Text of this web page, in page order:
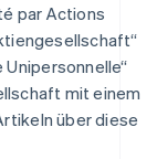
par Actions
mit einem
über diese